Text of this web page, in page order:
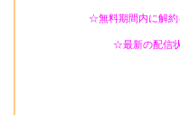
☆無料期間内に解
☆最新の配信